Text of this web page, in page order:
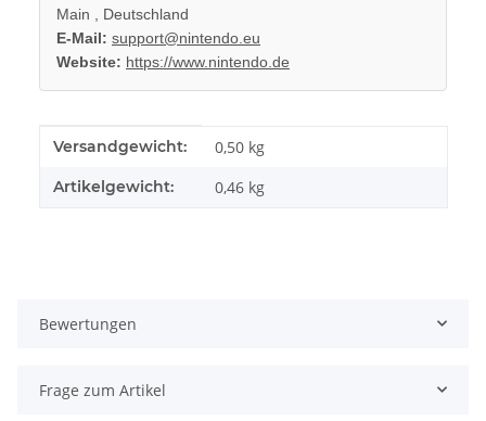
Main , Deutschland
E-Mail: support@nintendo.eu
Website: https://www.nintendo.de
Produkteigenschaft
Wert
Versandgewicht: 0,50 kg
Artikelgewicht: 0,46 kg
Bewertungen
Frage zum Artikel